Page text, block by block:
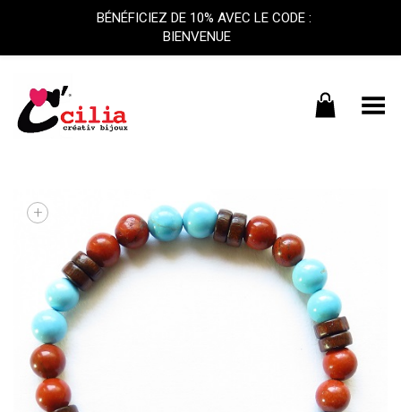
Basculer le menu
+
BÉNÉFICIEZ DE 10% AVEC LE CODE :
BIENVENUE